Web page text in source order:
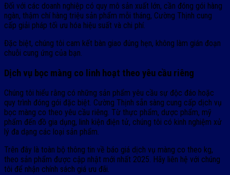
Đối với các doanh nghiệp có quy mô sản xuất lớn, cần đóng gói hàng
ngàn, thậm chí hàng triệu sản phẩm mỗi tháng, Cường Thịnh cung
cấp giải pháp tối ưu hóa hiệu suất và chi phí.
Đặc biệt, chúng tôi cam kết bàn giao đúng hẹn, không làm gián đoạn
chuỗi cung ứng của bạn.
Dịch vụ bọc màng co linh hoạt theo yêu cầu riêng
Chúng tôi hiểu rằng có những sản phẩm yêu cầu sự độc đáo hoặc
quy trình đóng gói đặc biệt. Cường Thịnh sẵn sàng cung cấp dịch vụ
bọc màng co theo yêu cầu riêng. Từ thực phẩm, dược phẩm, mỹ
phẩm đến đồ gia dụng, linh kiện điện tử, chúng tôi có kinh nghiệm xử
lý đa dạng các loại sản phẩm.
Trên đây là toàn bộ thông tin về báo giá dịch vụ màng co theo kg,
theo sản phẩm được cập nhật mới nhất 2025. Hãy liên hệ với chúng
tôi để nhận chính sách giá ưu đãi.